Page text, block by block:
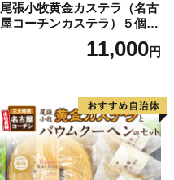
尾張小牧黄金カステラ（名古
屋コーチンカステラ）５個入
名古屋コーチン カステラ ザ
ラメ 常温 愛知県 小牧市 アン
11,000円